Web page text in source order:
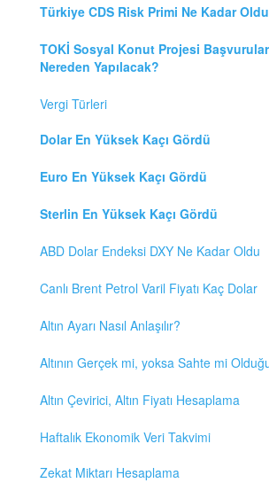
Türkiye CDS Risk Primi Ne Kadar Oldu
TOKİ Sosyal Konut Projesi
Nereden Yapılacak?
Vergi Türleri
Dolar En Yüksek Kaçı Gördü
Euro En Yüksek Kaçı Gördü
Sterlin En Yüksek Kaçı Gördü
ABD Dolar Endeksi DXY Ne Kadar Oldu
Canlı Brent Petrol Varil Fiyatı Kaç Dolar
Altın Ayarı Nasıl Anlaşılır?
Altının Gerçek mi, yoksa Sahte mi Olduğu
Altın Çevirici, Altın Fiyatı Hesaplama
Haftalık Ekonomik Veri Takvimi
Zekat Miktarı Hesaplama